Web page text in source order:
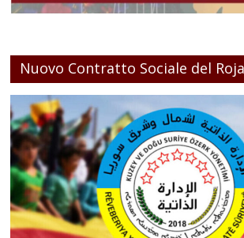
Nuovo Contratto Sociale del